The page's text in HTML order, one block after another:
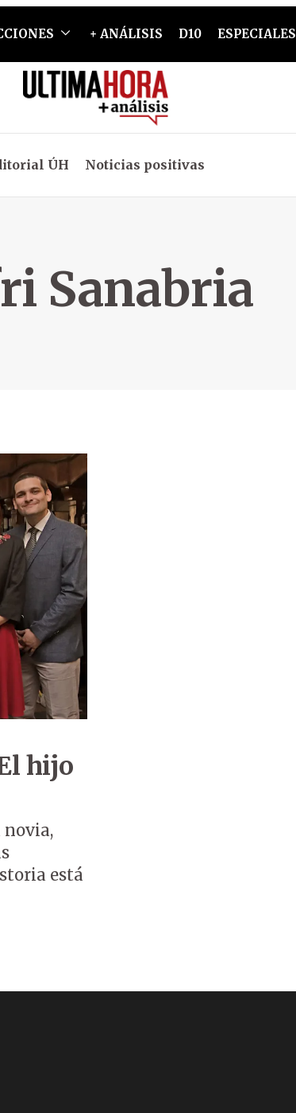
+ ANÁLISIS D10 ESPECIALES
ÚH Noticias positivas
Sanabria
hijo
novia,
está